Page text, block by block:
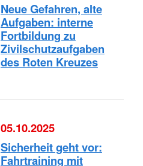
Neue Gefahren, alte
Aufgaben: interne
Fortbildung zu
Zivilschutzaufgaben
des Roten Kreuzes
05.10.2025
Sicherheit geht vor:
Fahrtraining mit